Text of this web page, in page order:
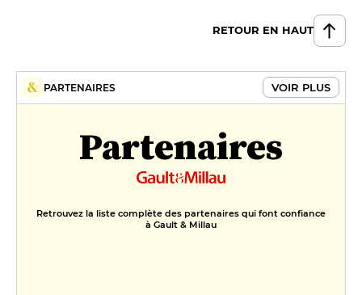
RETOUR EN HAUT
PARTENAIRES VOIR PLUS
Partenaires
Retrouvez la liste complète des partenaires qui font confiance
à Gault & Millau